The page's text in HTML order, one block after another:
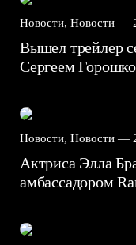
Новости, Новости —
Вышел трейлер
Сергеем Горошко
Новости, Новости —
Актриса Элла
амбассадором